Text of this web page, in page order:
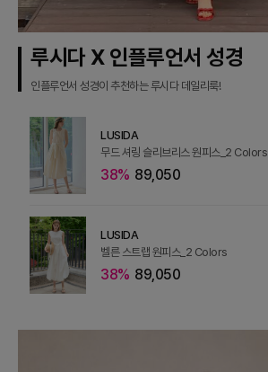
루시다 X 인플루언서 성경
인플루언서 성경이 추천하는 루시다 데일리룩!
LUSIDA
무드 셔링 슬리브리스 원피스_2 Colors
38% 89,050
LUSIDA
벨른 스트랩 원피스_2 Colors
38% 89,050